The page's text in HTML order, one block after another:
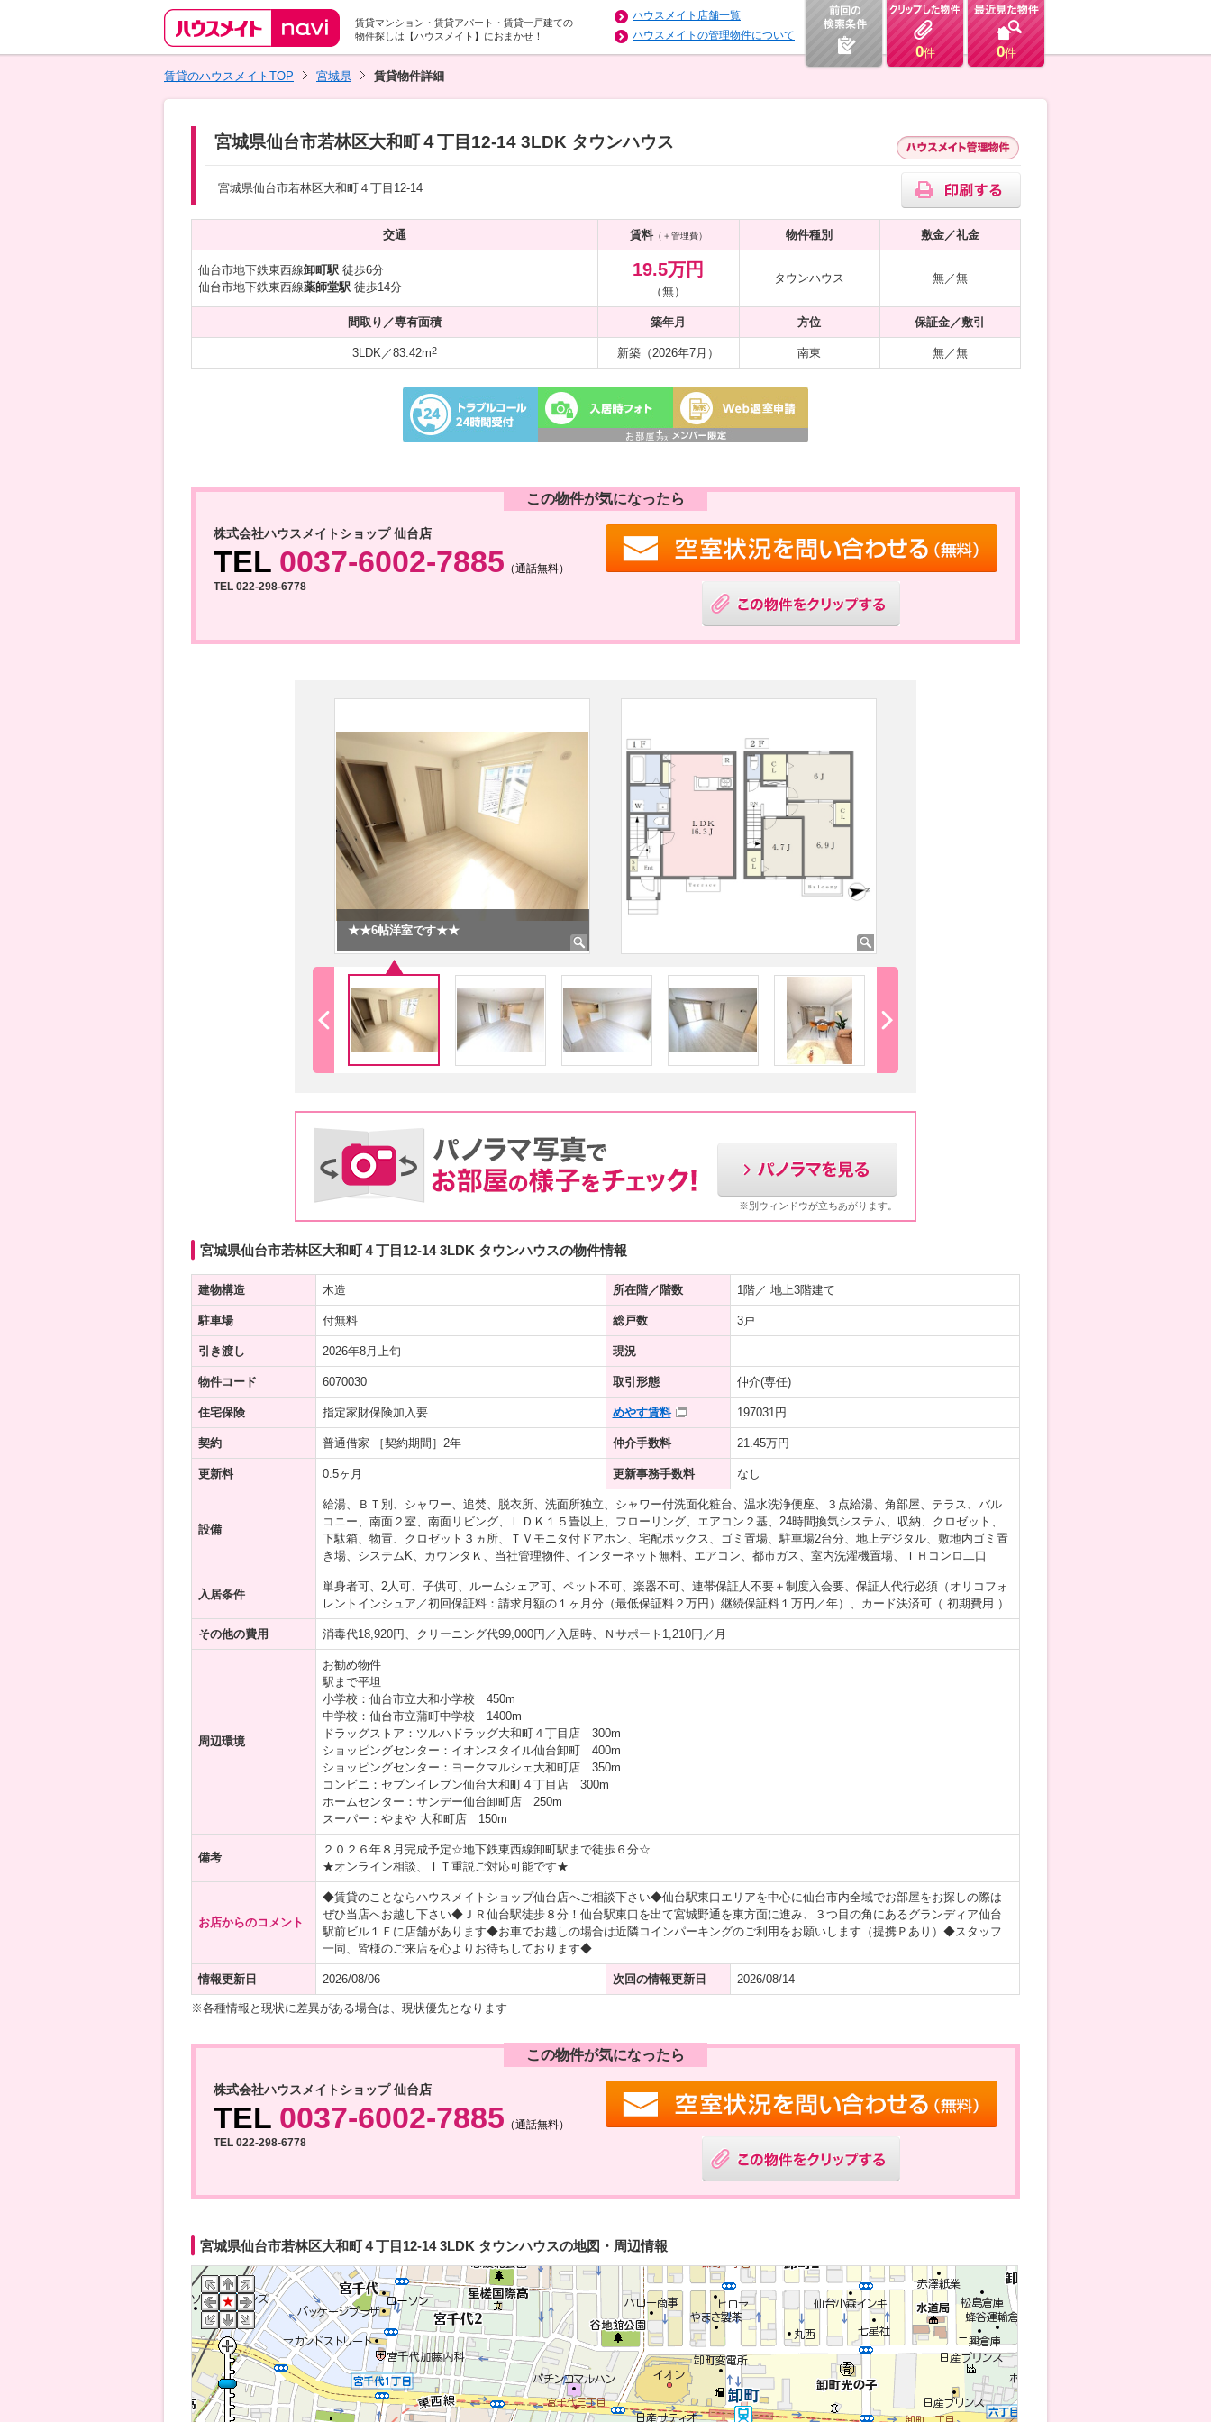
賃貸マンション・賃貸アパート・賃貸一戸建ての
物件探しは【ハウスメイト】におまかせ！
ハウスメイト店舗一覧
ハウスメイトの管理物件について
0件 0件
賃貸のハウスメイトTOP
宮城県 賃貸物件詳細
宮城県仙台市若林区大和町４丁目12-14 3LDK タウンハウス
宮城県仙台市若林区大和町４丁目12-14
交通 賃料（＋管理費） 物件種別 敷金／礼金
仙台市地下鉄東西線卸町駅徒歩6分
仙台市地下鉄東西線薬師堂駅徒歩14分
19.5万円
（無）
タウンハウス 無／無
間取り／専有面積 築年月 方位 保証金／敷引
3LDK／83.42m2 新築（2026年7月） 南東 無／無
この物件が気になったら
株式会社ハウスメイトショップ 仙台店
TEL 0037-6002-7885 （通話無料）
TEL 022-298-6778
★★6帖洋室です★★
※別ウィンドウが立ちあがります。
宮城県仙台市若林区大和町４丁目12-14 3LDK タウンハウスの物件情報
建物構造 木造 所在階／階数 1階／ 地上3階建て
駐車場 付無料 総戸数 3戸
引き渡し 2026年8月上旬 現況
物件コード 6070030 取引形態 仲介(専任)
住宅保険 指定家財保険加入要 めやす賃料 197031円
契約 普通借家 ［契約期間］2年 仲介手数料 21.45万円
更新料 0.5ヶ月 更新事務手数料 なし
設備
給湯、ＢＴ別、シャワー、追焚、脱衣所、洗面所独立、シャワー付洗面化粧台、温水洗浄便座、３点給湯、角部屋、テラス、バル
コニー、南面２室、南面リビング、ＬＤＫ１５畳以上、フローリング、エアコン２基、24時間換気システム、収納、クロゼット、
下駄箱、物置、クロゼット３ヵ所、ＴＶモニタ付ドアホン、宅配ボックス、ゴミ置場、駐車場2台分、地上デジタル、敷地内ゴミ置
き場、システムK、カウンタＫ、当社管理物件、インターネット無料、エアコン、都市ガス、室内洗濯機置場、ＩＨコンロ二口
入居条件
単身者可、2人可、子供可、ルームシェア可、ペット不可、楽器不可、連帯保証人不要＋制度入会要、保証人代行必須（オリコフォ
レントインシュア／初回保証料：請求月額の１ヶ月分（最低保証料２万円）継続保証料１万円／年）、カード決済可（ 初期費用 ）
その他の費用 消毒代18,920円、クリーニング代99,000円／入居時、Ｎサポート1,210円／月
周辺環境
お勧め物件
駅まで平坦
小学校：仙台市立大和小学校 450m
中学校：仙台市立蒲町中学校 1400m
ドラッグストア：ツルハドラッグ大和町４丁目店 300m
ショッピングセンター：イオンスタイル仙台卸町 400m
ショッピングセンター：ヨークマルシェ大和町店 350m
コンビニ：セブンイレブン仙台大和町４丁目店 300m
ホームセンター：サンデー仙台卸町店 250m
スーパー：やまや 大和町店 150m
備考
２０２６年８月完成予定☆地下鉄東西線卸町駅まで徒歩６分☆
★オンライン相談、ＩＴ重説ご対応可能です★
お店からのコメント
◆賃貸のことならハウスメイトショップ仙台店へご相談下さい◆仙台駅東口エリアを中心に仙台市内全域でお部屋をお探しの際は
ぜひ当店へお越し下さい◆ＪＲ仙台駅徒歩８分！仙台駅東口を出て宮城野通を東方面に進み、３つ目の角にあるグランディア仙台
駅前ビル１Ｆに店舗があります◆お車でお越しの場合は近隣コインパーキングのご利用をお願いします（提携Ｐあり）◆スタッフ
一同、皆様のご来店を心よりお待ちしております◆
情報更新日 2026/08/06 次回の情報更新日 2026/08/14
※各種情報と現状に差異がある場合は、現状優先となります
この物件が気になったら
株式会社ハウスメイトショップ 仙台店
TEL 0037-6002-7885 （通話無料）
TEL 022-298-6778
宮城県仙台市若林区大和町４丁目12-14 3LDK タウンハウスの地図・周辺情報